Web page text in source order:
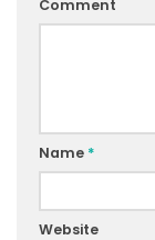
Comment
Name *
Website